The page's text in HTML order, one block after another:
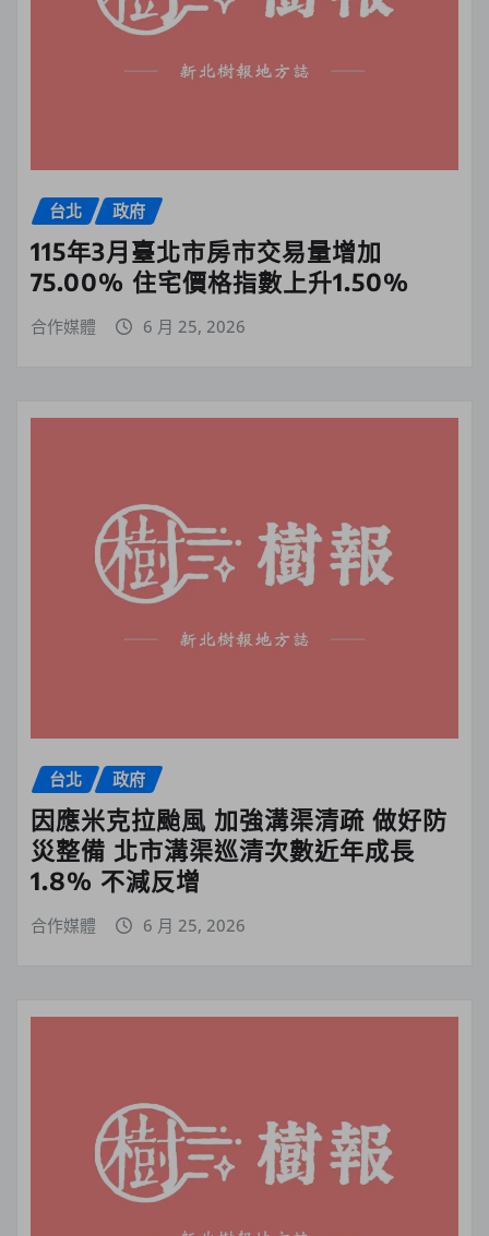
台北 政府
115年3月臺北市房市交易量增加
75.00% 住宅價格指數上升1.50%
合作媒體 6 月 25, 2026
台北 政府
因應米克拉颱風 加強溝渠清疏 做好防
災整備 北市溝渠巡清次數近年成長
1.8% 不減反增
合作媒體 6 月 25, 2026